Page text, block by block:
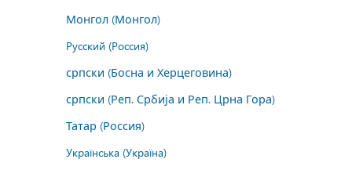
Монгол (Монгол)
Русский (Россия)
српски (Босна и Херцеговина)
српски (Реп. Србија и Реп. Црна Гора)
Татар (Россия)
Українська (Україна)